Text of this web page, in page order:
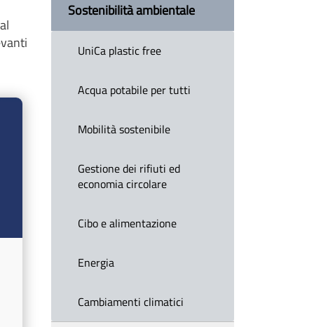
Sostenibilità ambientale
UniCa plastic free
Acqua potabile per tutti
Mobilità sostenibile
Gestione dei rifiuti ed
economia circolare
Cibo e alimentazione
Energia
Cambiamenti climatici